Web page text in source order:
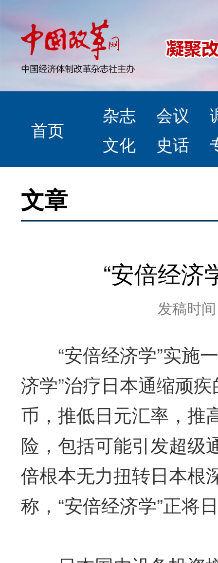
首页
杂志 会议
文化
史话
文章
“安倍经济
发稿时
“安倍经济学”实施一
济学”治疗日本通缩顽
币，推低日元汇率，推
险，包括可能引发超级
倍根本无力扭转日本根
称，“安倍经济学”正将